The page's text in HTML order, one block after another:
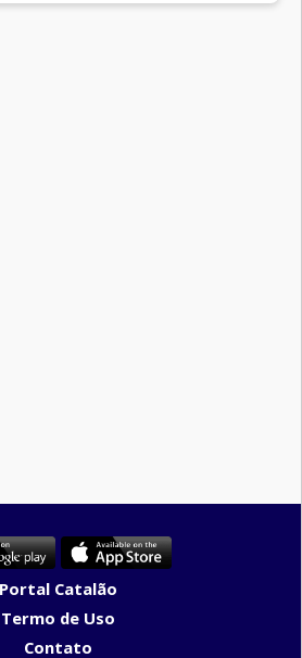
Portal Catalão
Termo de Uso
Contato